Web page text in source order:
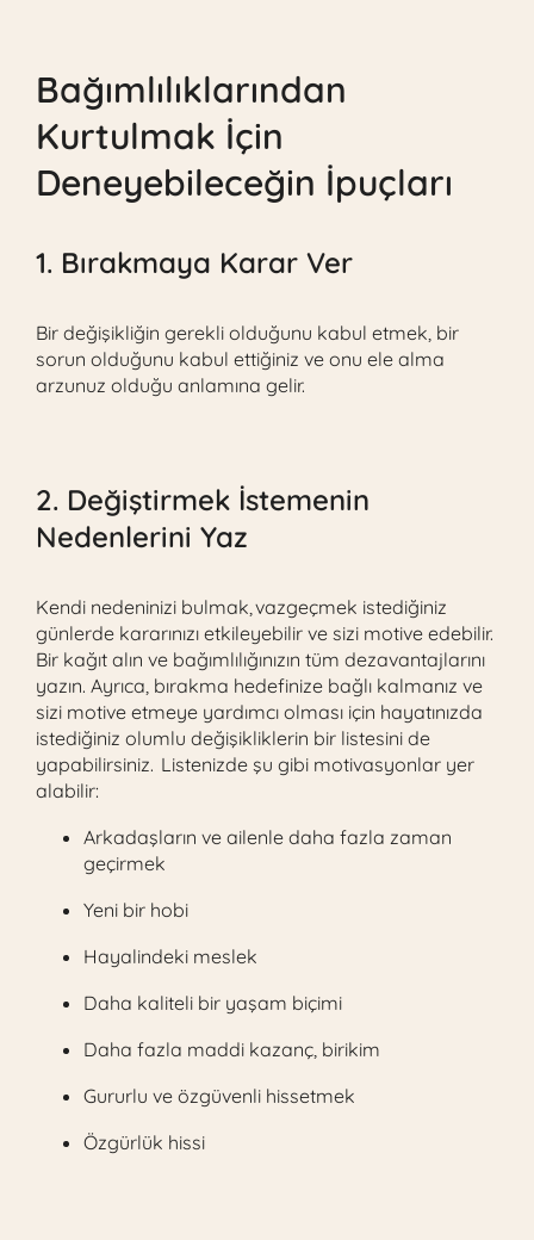
Bağımlılıklarından
Kurtulmak İçin
Deneyebileceğin İpuçları
1. Bırakmaya Karar Ver
Bir değişikliğin gerekli olduğunu kabul etmek, bir
sorun olduğunu kabul ettiğiniz ve onu ele alma
arzunuz olduğu anlamına gelir.
2. Değiştirmek İstemenin
Nedenlerini Yaz
Kendi nedeninizi bulmak, vazgeçmek istediğiniz
günlerde kararınızı etkileyebilir ve sizi motive edebilir.
Bir kağıt alın ve bağımlılığınızın tüm dezavantajlarını
yazın. Ayrıca, bırakma hedefinize bağlı kalmanız ve
sizi motive etmeye yardımcı olması için hayatınızda
istediğiniz olumlu değişikliklerin bir listesini de
yapabilirsiniz. Listenizde şu gibi motivasyonlar yer
alabilir:
Arkadaşların ve ailenle daha fazla zaman
geçirmek
Yeni bir hobi
Hayalindeki meslek
Daha kaliteli bir yaşam biçimi
Daha fazla maddi kazanç, birikim
Gururlu ve özgüvenli hissetmek
Özgürlük hissi